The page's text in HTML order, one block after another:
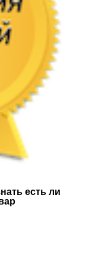
есть ли